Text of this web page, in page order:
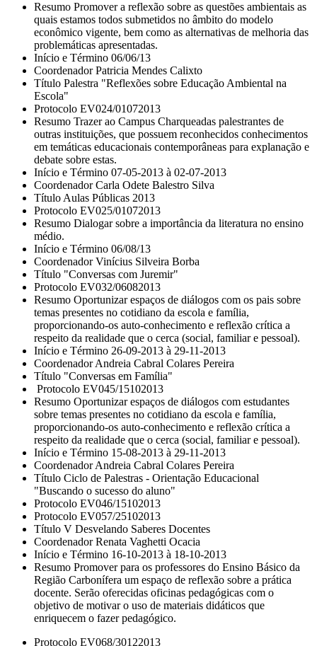
Resumo Promover a reflexão sobre as questões ambientais as
quais estamos todos submetidos no âmbito do modelo
econômico vigente, bem como as alternativas de melhoria das
problemáticas apresentadas.
Início e Término 06/06/13
Coordenador Patricia Mendes Calixto
Título Palestra "Reflexões sobre Educação Ambiental na
Escola"
Protocolo EV024/01072013
Resumo Trazer ao Campus Charqueadas palestrantes de
outras instituições, que possuem reconhecidos conhecimentos
em temáticas educacionais contemporâneas para explanação e
debate sobre estas.
Início e Término 07-05-2013 à 02-07-2013
Coordenador Carla Odete Balestro Silva
Título Aulas Públicas 2013
Protocolo EV025/01072013
Resumo Dialogar sobre a importância da literatura no ensino
médio.
Início e Término 06/08/13
Coordenador Vinícius Silveira Borba
Título "Conversas com Juremir"
Protocolo EV032/06082013
Resumo Oportunizar espaços de diálogos com os pais sobre
temas presentes no cotidiano da escola e família,
proporcionando-os auto-conhecimento e reflexão crítica a
respeito da realidade que o cerca (social, familiar e pessoal).
Início e Término 26-09-2013 à 29-11-2013
Coordenador Andreia Cabral Colares Pereira
Título "Conversas em Família"
Protocolo EV045/15102013
Resumo Oportunizar espaços de diálogos com estudantes
sobre temas presentes no cotidiano da escola e família,
proporcionando-os auto-conhecimento e reflexão crítica a
respeito da realidade que o cerca (social, familiar e pessoal).
Início e Término 15-08-2013 à 29-11-2013
Coordenador Andreia Cabral Colares Pereira
Título Ciclo de Palestras - Orientação Educacional
"Buscando o sucesso do aluno"
Protocolo EV046/15102013
Protocolo EV057/25102013
Título V Desvelando Saberes Docentes
Coordenador Renata Vaghetti Ocacia
Início e Término 16-10-2013 à 18-10-2013
Resumo Promover para os professores do Ensino Básico da
Região Carbonífera um espaço de reflexão sobre a prática
docente. Serão oferecidas oficinas pedagógicas com o
objetivo de motivar o uso de materiais didáticos que
enriquecem o fazer pedagógico.
Protocolo EV068/30122013